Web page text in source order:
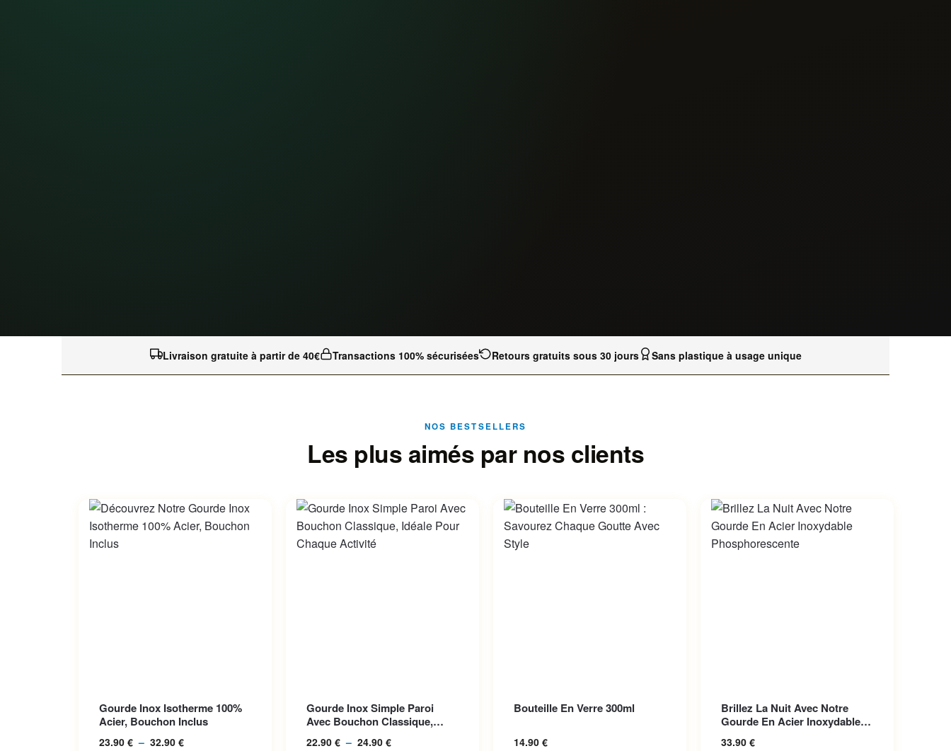
Livraison gratuite à partir de 40€ Transactions 100% sécurisées Retours gratuits sous 30 jours Sans plastique à usage unique
NOS BESTSELLERS
Les plus aimés par nos clients
Gourde Inox Isotherme 100%
Acier, Bouchon Inclus
23.90 € – 32.90 €
Les options peuvent être choisies
Gourde Inox Simple Paroi
Avec Bouchon Classique,
22.90 € – 24.90 €
Les options peuvent être choisies
Bouteille En Verre 300ml
14.90 €
Les options peuvent être choisies
Brillez La Nuit Avec Notre
Gourde En Acier Inoxydable
33.90 €
Les options peuvent être choisies